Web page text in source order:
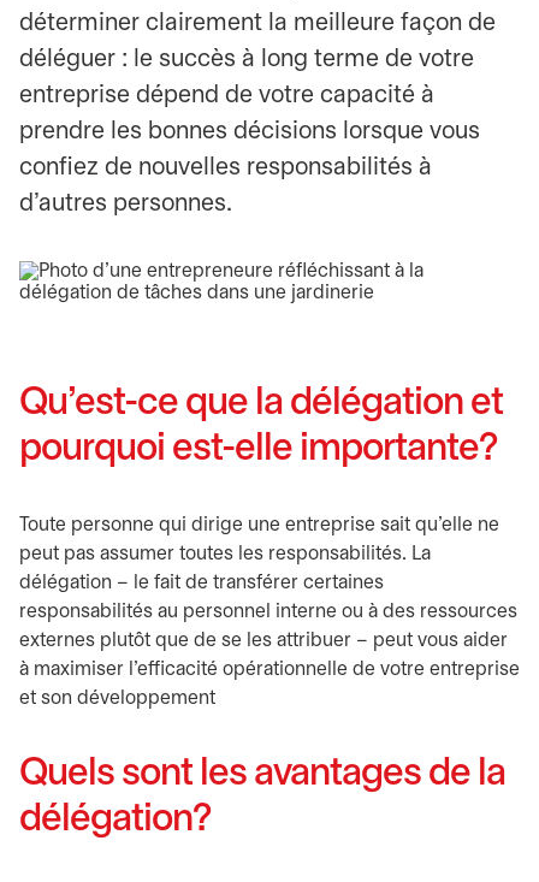
déterminer clairement la meilleure façon de
déléguer : le succès à long terme de votre
entreprise dépend de votre capacité à
prendre les bonnes décisions lorsque vous
confiez de nouvelles responsabilités à
d’autres personnes.
Qu’est-ce que la délégation et
pourquoi est-elle importante?
Toute personne qui dirige une entreprise sait qu’elle ne
peut pas assumer toutes les responsabilités. La
délégation – le fait de transférer certaines
responsabilités au personnel interne ou à des ressources
externes plutôt que de se les attribuer – peut vous aider
à maximiser l’efficacité opérationnelle de votre entreprise
et son développement
Quels sont les avantages de la
délégation?